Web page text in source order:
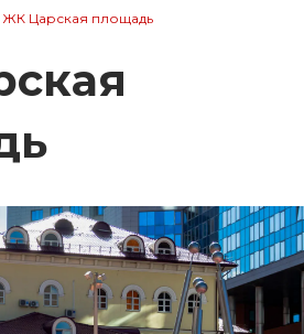
ЖК Царская площадь